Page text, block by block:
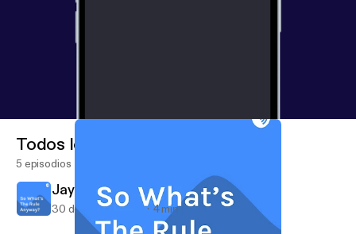
Todos los episodios
5 episodios
Jaycee W
30 de oct de 2023 4 min